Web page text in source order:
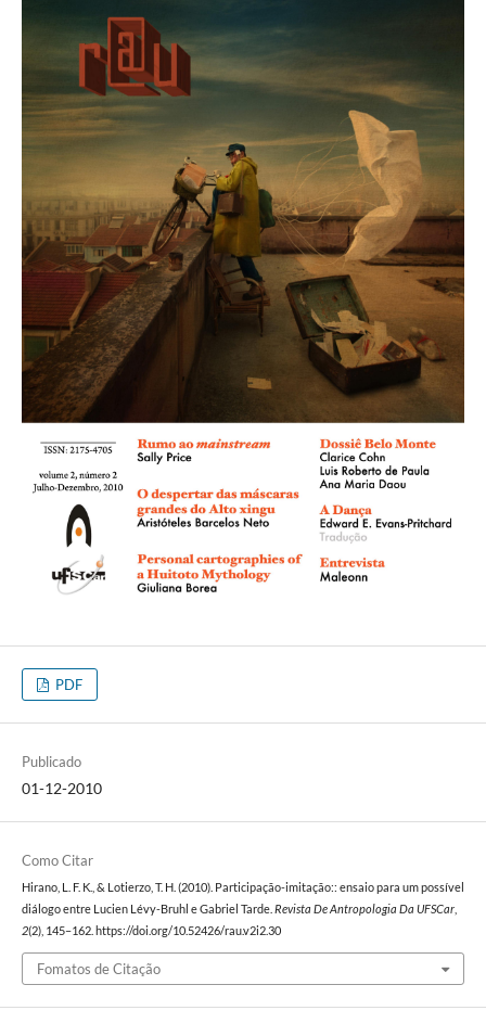
PDF
Publicado
01-12-2010
Como Citar
Hirano, L. F. K., & Lotierzo, T. H. (2010). Participação-imitação:: ensaio para um possível
diálogo entre Lucien Lévy-Bruhl e Gabriel Tarde. Revista De Antropologia Da UFSCar,
2(2), 145–162. https://doi.org/10.52426/rau.v2i2.30
Fomatos de Citação